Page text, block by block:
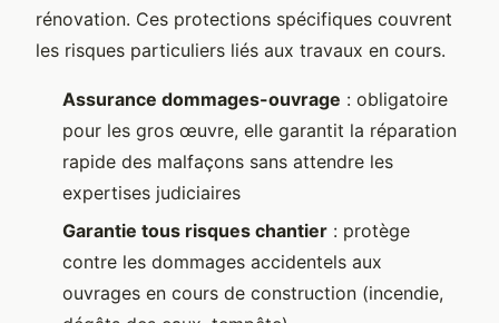
rénovation. Ces protections spécifiques couvrent
les risques particuliers liés aux travaux en cours.
Assurance dommages-ouvrage : obligatoire
pour les gros œuvre, elle garantit la réparation
rapide des malfaçons sans attendre les
expertises judiciaires
Garantie tous risques chantier : protège
contre les dommages accidentels aux
ouvrages en cours de construction (incendie,